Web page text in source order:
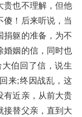
贵也不理解，但他
傻！后来听说，当
捐躯的准备，为不
婚姻的信，同时也
伯回了信，说生
来;终因战乱，这
近亲，从前大贵
接替父亲，直到大